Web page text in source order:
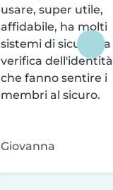
usare, super utile,
affidabile, ha molti
sistemi di sicurezza
verifica dell'identità
che fanno sentire i
membri al sicuro.
Giovanna